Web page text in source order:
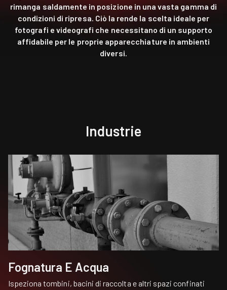
rimanga saldamente in posizione in una vasta gamma di
condizioni di ripresa. Ciò la rende la scelta ideale per
fotografi e videografi che necessitano di un supporto
affidabile per le proprie apparecchiature in ambienti
diversi.
Industrie
Fognatura E Acqua
Ispeziona tombini, bacini di raccolta e altri spazi confinati